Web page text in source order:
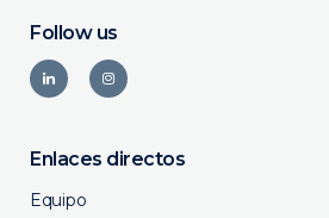
Follow us
Enlaces directos
Equipo